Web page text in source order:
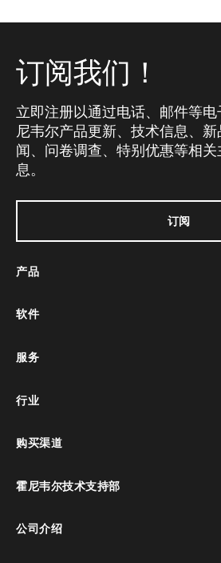
订阅我们！
立即注册以通过电话、邮件等
尼韦尔产品更新、技术信息、
闻、问卷调查、特别优惠等相
息。
订阅
产品
软件
服务
行业
购买渠道
霍尼韦尔技术支持部
公司介绍